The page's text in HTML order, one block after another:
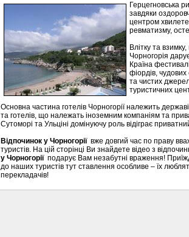
Герцегновська
завдяки
центром
ревматизму,
Влітку та
Чорногорія
Країна
фіордів, чудових
та чистих
туристичних
Основна частина готелів Чорногорії належить
та готелів, що належать іноземним компаніям та
Сутоморі та Ульціні домінуючу роль відіграє
Відпочинок у Чорногорії вже довгий час по праву
туристів. На цій сторінці Ви знайдете відео з
у Чорногоріїподарує Вам незабутні враження!
до наших туристів тут ставлення особливе – їх
перекладачів!